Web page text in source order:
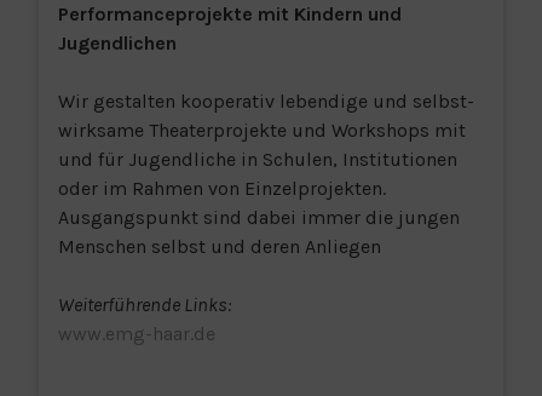
Performanceprojekte mit Kindern und
Jugendlichen
Wir gestalten kooperativ lebendige und selbst-
wirksame Theaterprojekte und Workshops mit
und für Jugendliche in Schulen, Institutionen
oder im Rahmen von Einzelprojekten.
Ausgangspunkt sind dabei immer die jungen
Menschen selbst und deren Anliegen
Weiterführende Links:
www.emg-haar.de